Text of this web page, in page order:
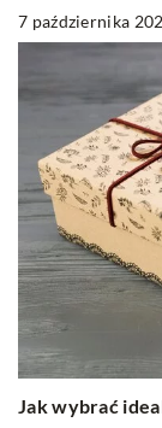
7 października
Jak wybrać